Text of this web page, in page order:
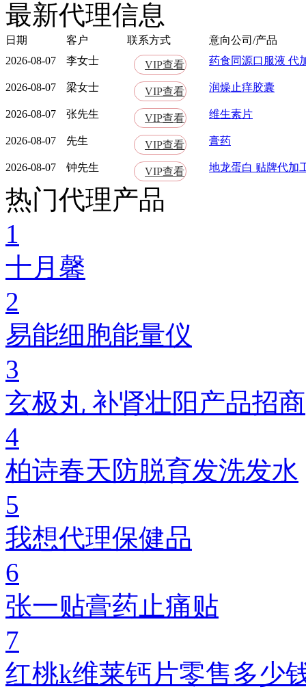
最新代理信息
日期 客户 联系方式
意向公司/产品
2026-08-07
李女士 VIP查看 药食同源口服液 代
2026-08-07 梁女士 VIP查看 润燥止痒胶囊
2026-08-07 张先生 VIP查看 维生素片
2026-08-07 先生 VIP查看 膏药
2026-08-07 钟先生 VIP查看 地龙蛋白 贴牌代加
热门代理产品
1
十月馨
2
易能细胞能量仪
3
玄极丸 补肾壮阳产品招商
4
柏诗春天防脱育发洗发水
5
我想代理保健品
6
张一贴膏药止痛贴
7
红桃k维莱钙片零售多少